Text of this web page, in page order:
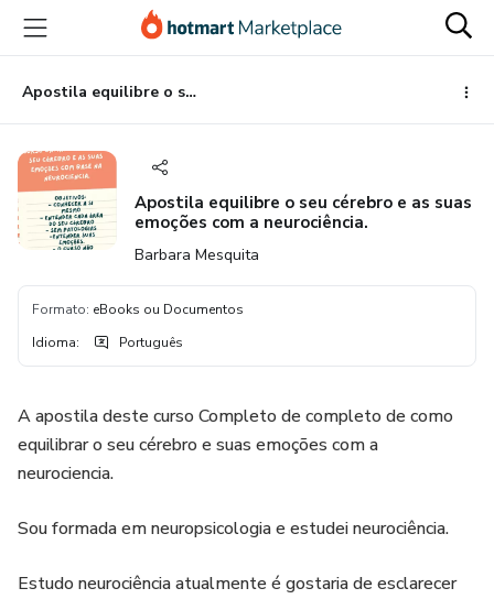
para
conteúdo
principal
para
pagamento
para
rodapé
Apostila equilibre o seu cérebro e as suas emoções com a neurociência.
Apostila equilibre o seu cérebro e as suas
emoções com a neurociência.
Barbara Mesquita
Formato: eBooks ou Documentos
Idioma: Português
A apostila deste curso Completo de completo de como
equilibrar o seu cérebro e suas emoções com a
neurociencia.
Sou formada em neuropsicologia e estudei neurociência.
Estudo neurociência atualmente é gostaria de esclarecer